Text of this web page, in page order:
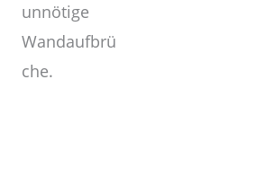
unnötige
Wandaufbrü
che.